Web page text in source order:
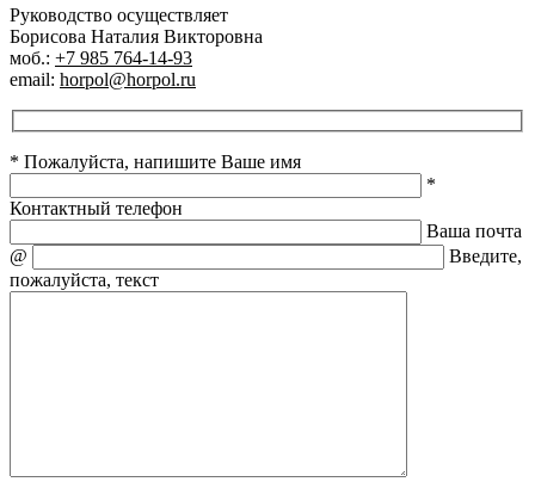
Руководство осуществляет
Борисова Наталия Викторовна
моб.: +7 985 764-14-93
email: horpol@horpol.ru
* Пожалуйста, напишите Ваше имя
*
Контактный телефон
Ваша почта
@
Введите,
пожалуйста, текст